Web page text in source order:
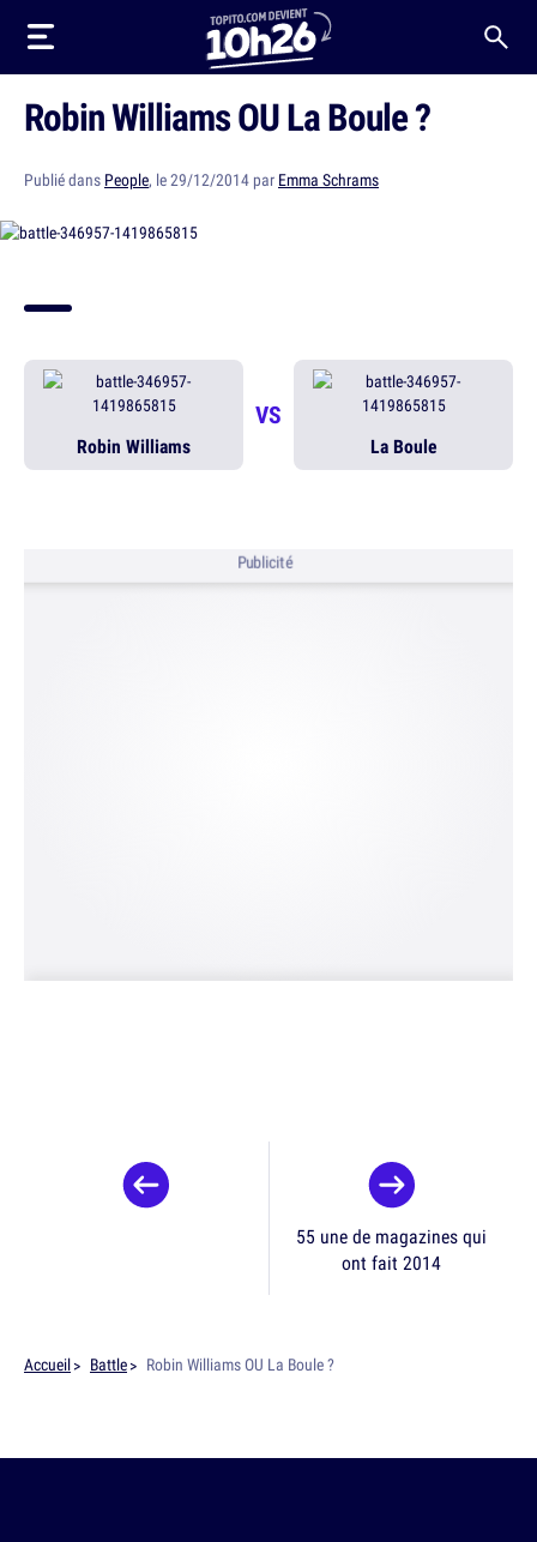
Robin Williams OU La Boule ?
Publié dans People, le 29/12/2014 par Emma Schrams
Robin Williams
VS
La Boule
Publicité
55 une de magazines qui
ont fait 2014
Accueil Battle Robin Williams OU La Boule ?